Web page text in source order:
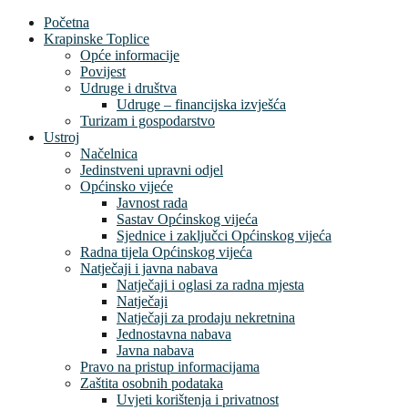
Početna
Krapinske Toplice
Opće informacije
Povijest
Udruge i društva
Udruge – financijska izvješća
Turizam i gospodarstvo
Ustroj
Načelnica
Jedinstveni upravni odjel
Općinsko vijeće
Javnost rada
Sastav Općinskog vijeća
Sjednice i zaključci Općinskog vijeća
Radna tijela Općinskog vijeća
Natječaji i javna nabava
Natječaji i oglasi za radna mjesta
Natječaji
Natječaji za prodaju nekretnina
Jednostavna nabava
Javna nabava
Pravo na pristup informacijama
Zaštita osobnih podataka
Uvjeti korištenja i privatnost